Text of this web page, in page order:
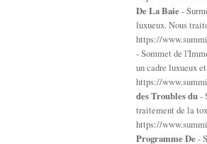
De La Baie-
luxueux. Nous
https://
- Sommet de
un cadre luxueux
https://
des Troubles du-
traitement de la
https://
Programme De-